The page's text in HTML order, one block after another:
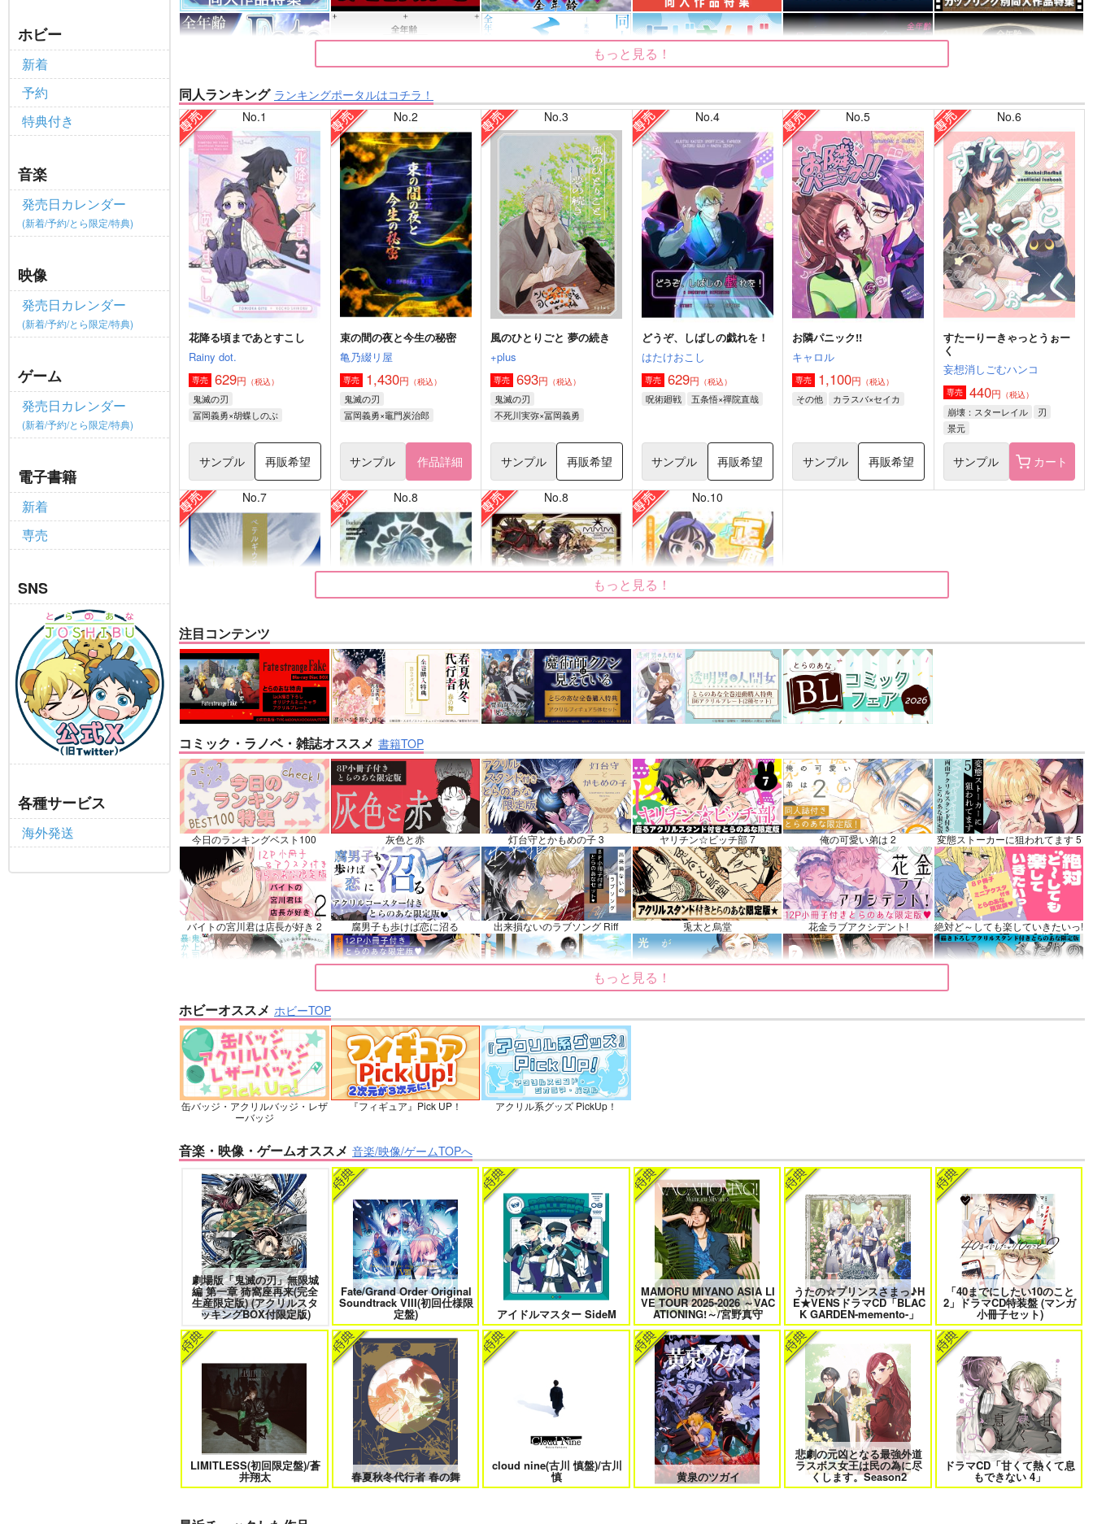
ホビー
新着
予約
特典付き
音楽
発売日カレンダー
(新着/予約/とら限定/特典)
映像
発売日カレンダー
(新着/予約/とら限定/特典)
ゲーム
発売日カレンダー
(新着/予約/とら限定/特典)
電子書籍
新着
専売
SNS
各種サービス
海外発送
もっと見る！
同人ランキング ランキングポータルはコチラ！
No.1
花降る頃まであとすこし
Rainy dot.
専売 629円 （税込）
鬼滅の刃
冨岡義勇×胡蝶しのぶ
サンプル 再販希望
No.2
束の間の夜と今生の秘密
亀乃綴リ屋
専売 1,430円 （税込）
鬼滅の刃
冨岡義勇×竈門炭治郎
サンプル 作品詳細
No.3
風のひとりごと 夢の続き
+plus
専売 693円 （税込）
鬼滅の刃
不死川実弥×冨岡義勇
サンプル 再販希望
No.4
どうぞ、しばしの戯れを！
はたけおこし
専売 629円 （税込）
呪術廻戦 五条悟×禪院直哉
サンプル 再販希望
No.5
お隣パニック!!
キャロル
専売 1,100円 （税込）
その他 カラスバ×セイカ
サンプル 再販希望
No.6
すたーりーきゃっとうぉー
く
妄想消しごむハンコ
専売 440円 （税込）
崩壊：スターレイル
刃
景元
サンプル カート
No.7
ベテルギウスの光
DISCO F
えづとふじ
専売 660円（税込）
吸血鬼すぐ死ぬ
ロナルド×ドラルク
サンプル 再販希望
No.8
Vestige
バッキンガム
専売 3,144円（税込）
崩壊：スターレイル
ファイノン
フリンズ
サンプル カート
No.8
双駆（特装版）
専売 7,857円（税込）
刀剣乱舞
大典太光世
ソハヤノツルキ
サンプル カート
No.10
正面切ってかかってこい！
専売 787円（税込）
落第忍者乱太郎
鉢屋三郎×尾浜勘右衛門
サンプル カート
もっと見る！
注目コンテンツ
コミック・ラノベ・雑誌オススメ 書籍TOP
今日のランキングベスト100 灰色と赤 灯台守とかもめの子 3 ヤリチン☆ビッチ部 7 俺の可愛い弟は 2 変態ストーカーに狙われてます 5
バイトの宮川君は店長が好き 2 腐男子も歩けば恋に沼る 出来損ないのラブソング Riff 兎太と烏堂 花金ラブアクシデント! 絶対ど～しても楽していきたいっ!
鬼上司・獄寺さんは暴かれたい。
6
忠犬部下とツンデレ少尉 2 じょうずに我慢できるまで 体感予報 2
愛とかいろいろあるところ あなたは俺の運命でしょ！！
やらしく躾けて愛してあげる－
Dom／Subユニバース－２
最狂ヤンキーが僕だけに夢中な
件！？
なんかもうあーあって感じ。2 特
装版
僕の愛しいよなさん
エンドロールは地獄まで 2 嘘つきなキスで今日もバイバイ 好きとおかえり 25時、赤坂で 6 クールぶり男子と激重男子 1 恋のふりして君を呼ぶ
自分しか知らない彼氏の一面 1 明日もきみに会いに行く 2 平野と鍵浦 7 せんせいの金曜日 そんなに言うなら抱いてやる ファミレス行こ。 下
オレはお前に推されたい!! 隠れ狼と流され子羊 夫を味方にする方法 5 甘くて熱くて息もできない 4
北山くんと南谷くん －お付き合い
1年目－&西湖くんと東川くん 1
ふたりよがりなメルティチャーム
1
もっと見る！
ホビーオススメ ホビーTOP
缶バッジ・アクリルバッジ・レザ
ーバッジ
『フィギュア』Pick UP！ アクリル系グッズ PickUp！
音楽・映像・ゲームオススメ 音楽/映像/ゲームTOPへ
劇場版「鬼滅の刃」無限城
編 第一章 猗窩座再来(完全
生産限定版) (アクリルスタ
ッキングBOX付限定版)
Fate/Grand Order Original
Soundtrack VIII(初回仕様限
定盤) アイドルマスター SideM
MAMORU MIYANO ASIA LI
VE TOUR 2025-2026 ～VAC
ATIONING!～/宮野真守
うたの☆プリンスさまっ♪H
E★VENSドラマCD「BLAC
K GARDEN-memento-」
「40までにしたい10のこと
2」ドラマCD特装盤 (マンガ
小冊子セット)
LIMITLESS(初回限定盤)/蒼
井翔太 春夏秋冬代行者 春の舞
cloud nine(古川 慎盤)/古川
慎 黄泉のツガイ
悲劇の元凶となる最強外道
ラスボス女王は民の為に尽
くします。Season2
ドラマCD「甘くて熱くて息
もできない 4」